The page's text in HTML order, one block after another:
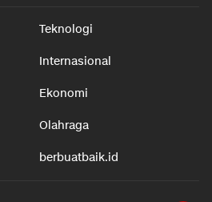
Teknologi
Internasional
Ekonomi
Olahraga
berbuatbaik.id